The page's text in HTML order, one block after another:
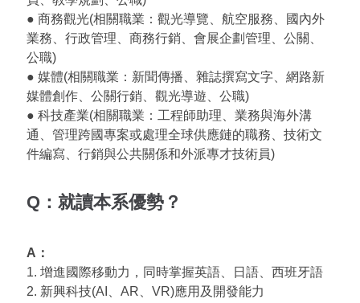
● 商務觀光(相關職業：觀光導覽、航空服務、國內外
業務、行政管理、商務行銷、會展企劃管理、公關、
公職)
● 媒體(相關職業：新聞傳播、雜誌撰寫文字、網路新
媒體創作、公關行銷、觀光導遊、公職)
● 科技產業(相關職業：工程師助理、業務與海外溝
通、管理跨國專案或處理全球供應鏈的職務、技術文
件編寫、行銷與公共關係和外派專才技術員)
Q：就讀本系優勢？
A：
1. 增進國際移動力，同時掌握英語、日語、西班牙語
2. 新興科技(AI、AR、VR)應用及開發能力